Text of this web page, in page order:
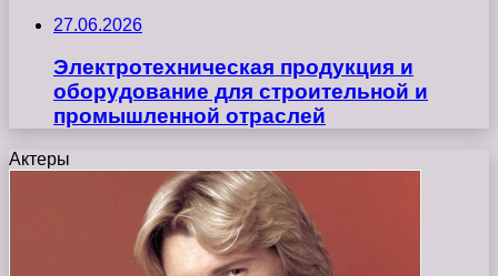
27.06.2026
Электротехническая продукция и
оборудование для строительной и
промышленной отраслей
Актеры